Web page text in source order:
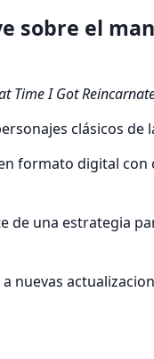
sobre el
Time I Got
clásicos de
formato digital con
de una estrategia
nuevas